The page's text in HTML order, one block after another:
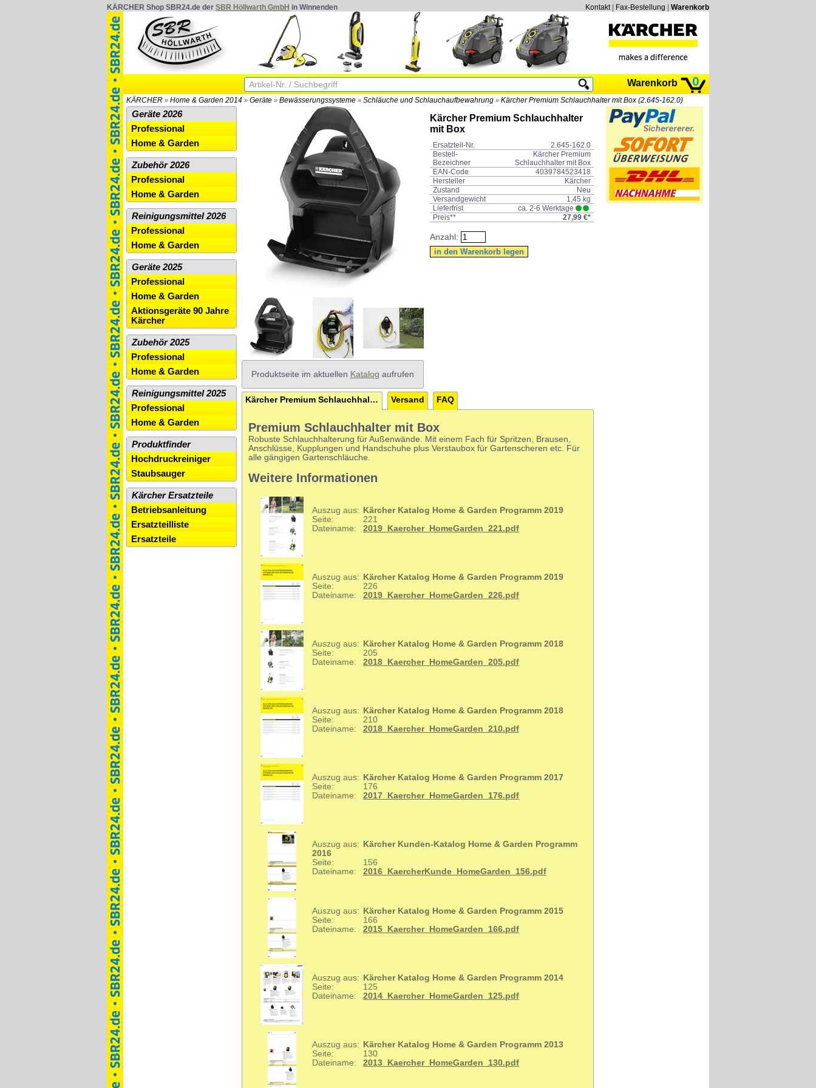
KÄRCHER Shop SBR24.de der SBR Höllwarth GmbH in Winnenden Kontakt| Fax-Bestellung Warenkorb
Warenkorb 0
KÄRCHER » Home & Garden 2014 » Geräte » Bewässerungssysteme » Schläuche und Schlauchaufbewahrung » Kärcher Premium Schlauchhalter mit Box (2.645-162.0)
Kärcher Premium Schlauchhalter
mit Box
Ersatzteil-Nr.
2.645-162.0
Bestell-
Bezeichner
Kärcher Premium
Schlauchhalter mit Box
EAN-Code
4039784523418
Hersteller
Kärcher
Zustand
Neu
Versandgewicht
1,45 kg
Lieferfrist
ca. 2-6 Werktage
Preis**
27,99 €*
Anzahl:
Produktseite im aktuellen Katalog aufrufen
Kärcher Premium Schlauchhalter mit Box Versand FAQ
Premium Schlauchhalter mit Box
Robuste Schlauchhalterung für Außenwände. Mit einem Fach für Spritzen, Brausen,
Anschlüsse, Kupplungen und Handschuhe plus Verstaubox für Gartenscheren etc. Für
alle gängigen Gartenschläuche.
Weitere Informationen
Auszug aus: Kärcher Katalog Home & Garden Programm 2019
Seite:
221
Dateiname:
2019_Kaercher_HomeGarden_221.pdf
Auszug aus: Kärcher Katalog Home & Garden Programm 2019
Seite:
226
Dateiname:
2019_Kaercher_HomeGarden_226.pdf
Auszug aus: Kärcher Katalog Home & Garden Programm 2018
Seite:
205
Dateiname:
2018_Kaercher_HomeGarden_205.pdf
Auszug aus: Kärcher Katalog Home & Garden Programm 2018
Seite:
210
Dateiname:
2018_Kaercher_HomeGarden_210.pdf
Auszug aus: Kärcher Katalog Home & Garden Programm 2017
Seite:
176
Dateiname:
2017_Kaercher_HomeGarden_176.pdf
Auszug aus: Kärcher Kunden-Katalog Home & Garden Programm
2016
Seite:
156
Dateiname:
2016_KaercherKunde_HomeGarden_156.pdf
Auszug aus: Kärcher Katalog Home & Garden Programm 2015
Seite:
166
Dateiname:
2015_Kaercher_HomeGarden_166.pdf
Auszug aus: Kärcher Katalog Home & Garden Programm 2014
Seite:
125
Dateiname:
2014_Kaercher_HomeGarden_125.pdf
Auszug aus: Kärcher Katalog Home & Garden Programm 2013
Seite:
130
Dateiname:
2013_Kaercher_HomeGarden_130.pdf
Geräte 2026
Professional
Home & Garden
Zubehör 2026
Professional
Home & Garden
Reinigungsmittel 2026
Professional
Home & Garden
Geräte 2025
Professional
Home & Garden
Aktionsgeräte 90 Jahre
Kärcher
Zubehör 2025
Professional
Home & Garden
Reinigungsmittel 2025
Professional
Home & Garden
Produktfinder
Hochdruckreiniger
Staubsauger
Kärcher Ersatzteile
Betriebsanleitung
Ersatzteilliste
Ersatzteile